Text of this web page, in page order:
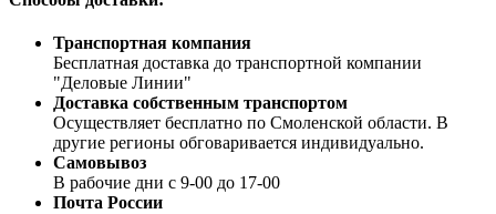
Транспортная компания
Бесплатная доставка до транспортной компании
"Деловые Линии"
Доставка собственным транспортом
Осуществляет бесплатно по Смоленской области. В
другие регионы обговаривается индивидуально.
Самовывоз
В рабочие дни с 9-00 до 17-00
Почта России